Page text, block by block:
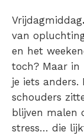
Vrijdagmiddag.
van
en het
toch? Maar in
je iets
schouders
blijven malen
stress… die